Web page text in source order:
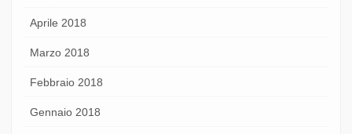
Aprile 2018
Marzo 2018
Febbraio 2018
Gennaio 2018